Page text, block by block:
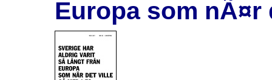
Europa som nÃ¤r